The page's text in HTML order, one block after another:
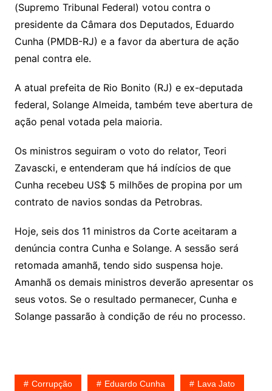
(Supremo Tribunal Federal) votou contra o
presidente da Câmara dos Deputados, Eduardo
Cunha (PMDB-RJ) e a favor da abertura de ação
penal contra ele.
A atual prefeita de Rio Bonito (RJ) e ex-deputada
federal, Solange Almeida, também teve abertura de
ação penal votada pela maioria.
Os ministros seguiram o voto do relator, Teori
Zavascki, e entenderam que há indícios de que
Cunha recebeu US$ 5 milhões de propina por um
contrato de navios sondas da Petrobras.
Hoje, seis dos 11 ministros da Corte aceitaram a
denúncia contra Cunha e Solange. A sessão será
retomada amanhã, tendo sido suspensa hoje.
Amanhã os demais ministros deverão apresentar os
seus votos. Se o resultado permanecer, Cunha e
Solange passarão à condição de réu no processo.
Corrupção Eduardo Cunha Lava Jato